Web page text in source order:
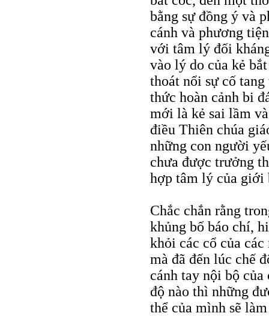
bằng sự đồng ý và
cánh và phương
với tâm lý đối
vào lý do của kẻ
thoát nổi sự cố
thức hoàn cảnh bi
mới là kẻ sai lầm
điều Thiên chúa
những con người
chưa được trưởng
hợp tâm lý của giới
Chắc chắn rằng
khủng bố báo chí,
khỏi các cổ của
mà đã đến lúc chế
cánh tay nội bộ
độ nào thì những
thể của mình sẽ